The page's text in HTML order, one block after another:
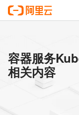
容器服务
相关内容